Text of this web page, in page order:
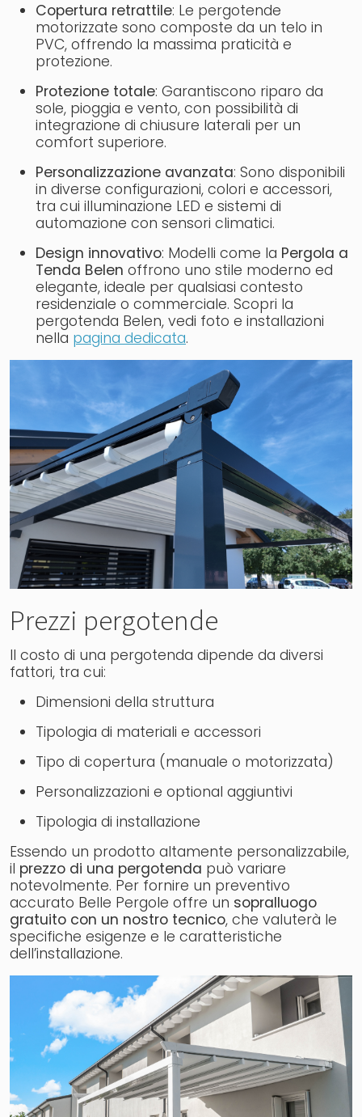
Copertura retrattile: Le pergotende
motorizzate sono composte da un telo in
PVC, offrendo la massima praticità e
protezione.
Protezione totale: Garantiscono riparo da
sole, pioggia e vento, con possibilità di
integrazione di chiusure laterali per un
comfort superiore.
Personalizzazione avanzata: Sono disponibili
in diverse configurazioni, colori e accessori,
tra cui illuminazione LED e sistemi di
automazione con sensori climatici.
Design innovativo: Modelli come la Pergola a
Tenda Belen offrono uno stile moderno ed
elegante, ideale per qualsiasi contesto
residenziale o commerciale. Scopri la
pergotenda Belen, vedi foto e installazioni
nella pagina dedicata.
Prezzi pergotende
Il costo di una pergotenda dipende da diversi
fattori, tra cui:
Dimensioni della struttura
Tipologia di materiali e accessori
Tipo di copertura (manuale o motorizzata)
Personalizzazioni e optional aggiuntivi
Tipologia di installazione
Essendo un prodotto altamente personalizzabile,
il prezzo di una pergotenda può variare
notevolmente. Per fornire un preventivo
accurato Belle Pergole offre un sopralluogo
gratuito con un nostro tecnico, che valuterà le
specifiche esigenze e le caratteristiche
dell’installazione.